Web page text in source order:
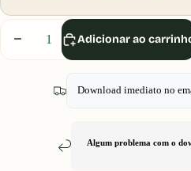
Diminuir
quantidade
Aumentar
Adicionar ao
Download imediato no
Algum problema com o